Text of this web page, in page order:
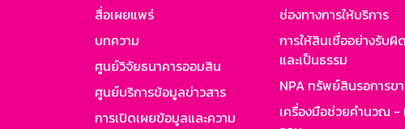
สื่อเผยแพร่
บทความ
ศูนย์วิจัยธนาคารออมสิน
ศูนย์บริการข้อมูลข่าวสาร
การเปิดเผยข้อมูลและความ
ช่องทางการให้บริการ
การให้สินเชื่ออย่างรับผิ
และเป็นธรรม
NPA ทรัพย์สินรอการข
เครื่องมือช่วยคำนวณ -